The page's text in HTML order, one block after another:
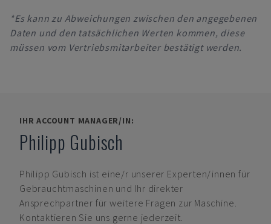
*Es kann zu Abweichungen zwischen den angegebenen
Daten und den tatsächlichen Werten kommen, diese
müssen vom Vertriebsmitarbeiter bestätigt werden.
IHR ACCOUNT MANAGER/IN:
Philipp Gubisch
Philipp Gubisch ist eine/r unserer Experten/innen für
Gebrauchtmaschinen und Ihr direkter
Ansprechpartner für weitere Fragen zur Maschine.
Kontaktieren Sie uns gerne jederzeit.